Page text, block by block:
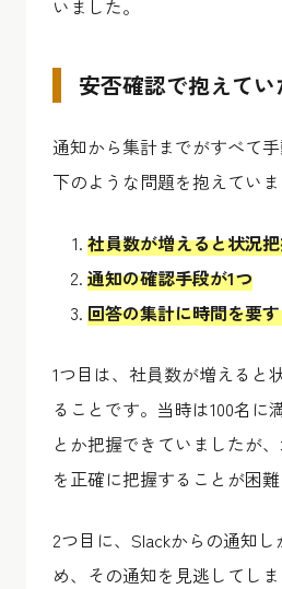
いました。
安否確認で抱えてい
通知から集計までがすべて
下のような問題を抱えていま
社員数が増えると状況
通知の確認手段が1つ
回答の集計に時間を要
1つ目は、社員数が増えると
ることです。当時は100名に
とか把握できていましたが
を正確に把握することが困
2つ目に、Slackからの通知
め、その通知を見逃してし